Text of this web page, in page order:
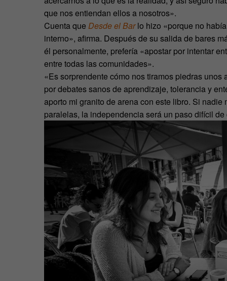
que nos entiendan ellos a nosotros».
Cuenta que Desde el Barlo hizo «porque no
interno», afirma. Después de su salida de bares
él personalmente, prefería «apostar por intentar
entre todas las comunidades».
«Es sorprendente cómo nos tiramos piedras
por debates sanos de aprendizaje, tolerancia y
aporto mi granito de arena con este libro. Si
paralelas, la independencia será un paso difícil de